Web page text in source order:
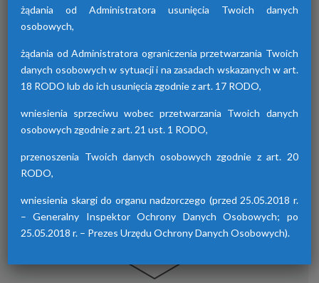
Osuszacze hybrydowe z serii HDB
osuszacza ziębniczego i adsorpcyjnego,
wyróżniają się niskimi kosztami eksploatacji,
możliwością wyboru trybu pracy lato/zima
żądania od Administratora usunięcia Twoich danych
osobowych,
żądania od Administratora ograniczenia przetwarzania Twoich
danych osobowych w sytuacji i na zasadach wskazanych w art.
18 RODO lub do ich usunięcia zgodnie z art. 17 RODO,
wniesienia sprzeciwu wobec przetwarzania Twoich danych
osobowych zgodnie z art. 21 ust. 1 RODO,
przenoszenia Twoich danych osobowych zgodnie z art. 20
RODO,
wniesienia skargi do organu nadzorczego (przed 25.05.2018 r.
– Generalny Inspektor Ochrony Danych Osobowych; po
25.05.2018 r. – Prezes Urzędu Ochrony Danych Osobowych).